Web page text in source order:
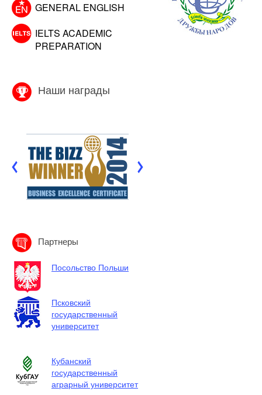
GENERAL ENGLISH
IELTS ACADEMIC
PREPARATION
Наши награды
Партнеры
Посольство Польши
Псковский
государственный
университет
Кубанский
государственный
аграрный университет